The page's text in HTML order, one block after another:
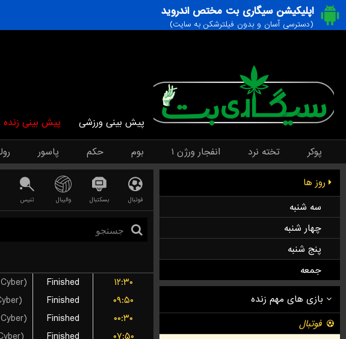
اپلیکیشن سیگاری بت مختص اندروید
(دسترسی آسان و بدون فیلترشکن به سایت)
پیش بینی ورزشی پیش بینی زنده
پوکر تخته نرد انفجار ورژن ۱ بوم حکم پاسور
روز ها
سه شنبه
چهار شنبه
پنج شنبه
جمعه
فوتبال بسکتبال والیبال تنیس
Finished
۱۲:۳۰
Finished
۰۹:۵۰
Finished
۰۰:۳۰